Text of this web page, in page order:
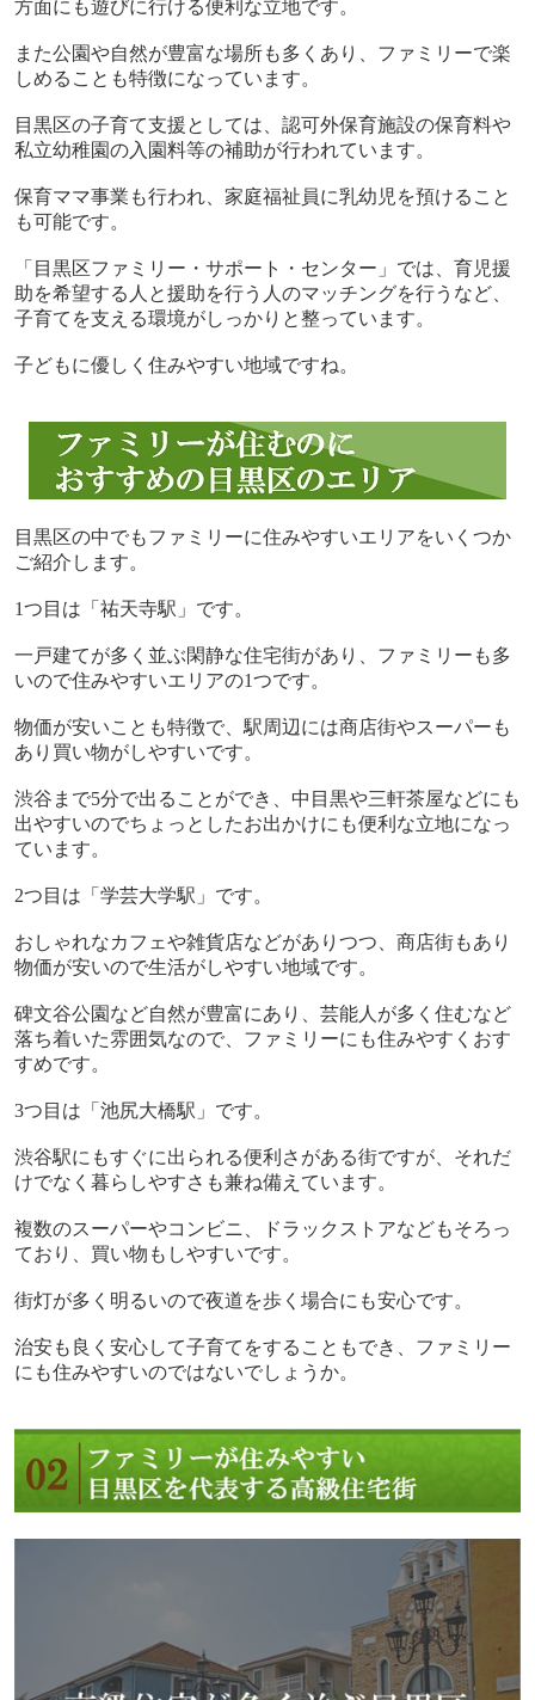
方面にも遊びに行ける便利な立地です。
また公園や自然が豊富な場所も多くあり、ファミリーで楽
しめることも特徴になっています。
目黒区の子育て支援としては、認可外保育施設の保育料や
私立幼稚園の入園料等の補助が行われています。
保育ママ事業も行われ、家庭福祉員に乳幼児を預けること
も可能です。
「目黒区ファミリー・サポート・センター」では、育児援
助を希望する人と援助を行う人のマッチングを行うなど、
子育てを支える環境がしっかりと整っています。
子どもに優しく住みやすい地域ですね。
目黒区の中でもファミリーに住みやすいエリアをいくつか
ご紹介します。
1つ目は「祐天寺駅」です。
一戸建てが多く並ぶ閑静な住宅街があり、ファミリーも多
いので住みやすいエリアの1つです。
物価が安いことも特徴で、駅周辺には商店街やスーパーも
あり買い物がしやすいです。
渋谷まで5分で出ることができ、中目黒や三軒茶屋などにも
出やすいのでちょっとしたお出かけにも便利な立地になっ
ています。
2つ目は「学芸大学駅」です。
おしゃれなカフェや雑貨店などがありつつ、商店街もあり
物価が安いので生活がしやすい地域です。
碑文谷公園など自然が豊富にあり、芸能人が多く住むなど
落ち着いた雰囲気なので、ファミリーにも住みやすくおす
すめです。
3つ目は「池尻大橋駅」です。
渋谷駅にもすぐに出られる便利さがある街ですが、それだ
けでなく暮らしやすさも兼ね備えています。
複数のスーパーやコンビニ、ドラックストアなどもそろっ
ており、買い物もしやすいです。
街灯が多く明るいので夜道を歩く場合にも安心です。
治安も良く安心して子育てをすることもでき、ファミリー
にも住みやすいのではないでしょうか。